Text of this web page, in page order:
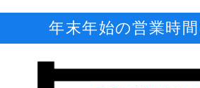
年末年始の営業時